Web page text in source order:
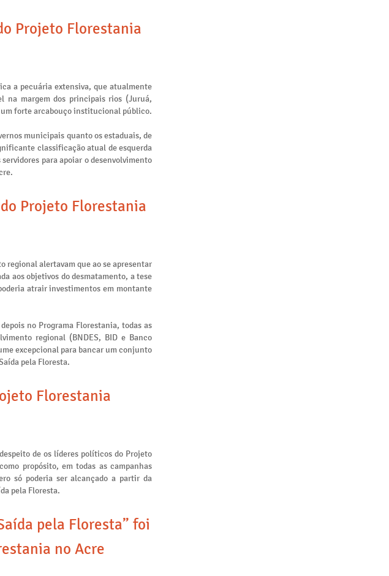
Projeto Florestania
a pecuária extensiva, que atualmente
na margem dos principais rios (Juruá,
um forte arcabouço institucional público.
municipais quanto os estaduais, de
classificação atual de esquerda
para apoiar o desenvolvimento
Projeto Florestania
regional alertavam que ao se apresentar
aos objetivos do desmatamento, a tese
atrair investimentos em montante
no Programa Florestania, todas as
regional (BNDES, BID e Banco
excepcional para bancar um conjunto
pela Floresta.
Florestania
de os líderes políticos do Projeto
propósito, em todas as campanhas
só poderia ser alcançado a partir da
pela Floresta.
pela Floresta” foi
no Acre